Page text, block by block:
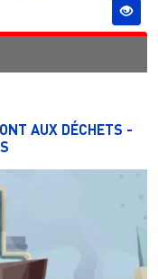
AUX DÉCHETS -